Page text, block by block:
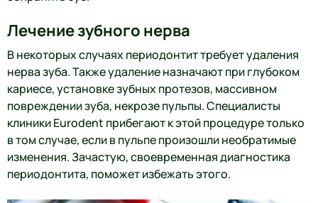
Лечение зубного нерва
В некоторых случаях периодонтит требует удаления
нерва зуба. Также удаление назначают при глубоком
кариесе, установке зубных протезов, массивном
повреждении зуба, некрозе пульпы. Специалисты
клиники Eurodent прибегают к этой процедуре только
в том случае, если в пульпе произошли необратимые
изменения. Зачастую, своевременная диагностика
периодонтита, поможет избежать этого.